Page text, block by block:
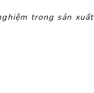
trong sản